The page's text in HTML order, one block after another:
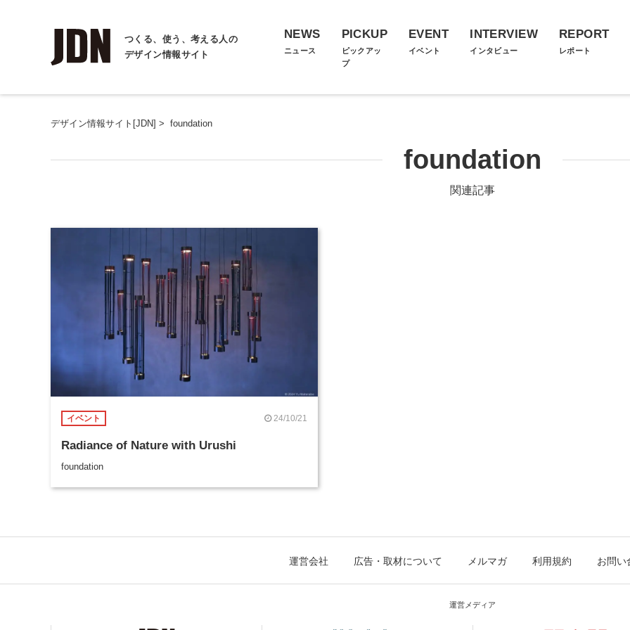
つくる、使う、考える人の
デザイン情報サイト
NEWS
ニュース
PICKUP
ピックアッ
プ
EVENT
イベント
INTERVIEW
インタビュー
REPORT
レポート
デザイン情報サイト[JDN] > foundation
foundation
関連記事
イベント 24/10/21
Radiance of Nature with Urushi
foundation
運営会社 広告・取材について メルマガ 利用規約 お問い
運営メディア